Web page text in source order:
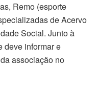
Remo (esporte
de Acervo
Social. Junto à
deve informar e
associação no